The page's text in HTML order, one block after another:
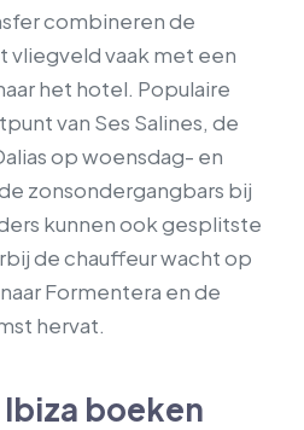
combineren de
vliegveld vaak met een
het hotel. Populaire
van Ses Salines, de
op woensdag- en
zonsondergangbars bij
kunnen ook gesplitste
de chauffeur wacht op
Formentera en de
hervat.
boeken